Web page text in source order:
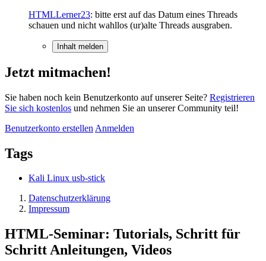
HTMLLerner23: bitte erst auf das Datum eines Threads
schauen und nicht wahllos (ur)alte Threads ausgraben.
Inhalt melden
Jetzt mitmachen!
Sie haben noch kein Benutzerkonto auf unserer Seite? Registrieren
Sie sich kostenlos und nehmen Sie an unserer Community teil!
Benutzerkonto erstellen Anmelden
Tags
Kali Linux usb-stick
Datenschutzerklärung
Impressum
HTML-Seminar: Tutorials, Schritt für
Schritt Anleitungen, Videos